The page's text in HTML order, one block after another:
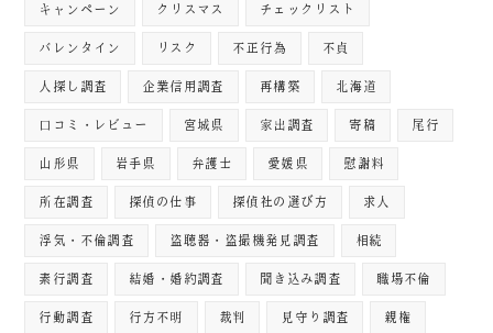
キャンペーン クリスマス チェックリスト
バレンタイン リスク 不正行為 不貞
人探し調査 企業信用調査 再構築 北海道
口コミ・レビュー 宮城県 家出調査 寄稿 尾行
山形県 岩手県 弁護士 愛媛県 慰謝料
所在調査 探偵の仕事 探偵社の選び方 求人
浮気・不倫調査 盗聴器・盗撮機発見調査 相続
素行調査 結婚・婚約調査 聞き込み調査 職場不倫
行動調査 行方不明 裁判 見守り調査 親権